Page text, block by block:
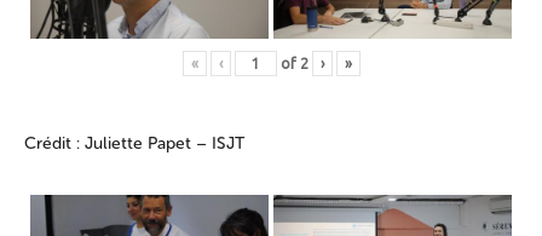
« ‹ of 2 › »
Crédit : Juliette Papet – ISJT